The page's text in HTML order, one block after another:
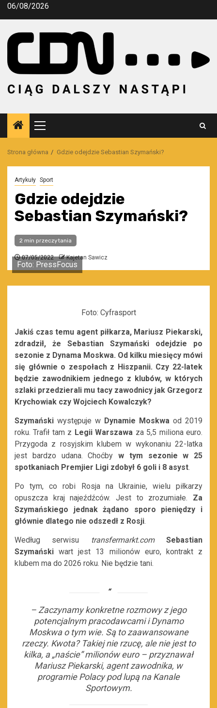
Przejdź
06/08/2026
Menu
główne
Strona główna Gdzie odejdzie Sebastian Szymański?
Artykuły Sport
Gdzie odejdzie
Sebastian Szymański?
2 min przeczytania
07/05/2022 Kajetan Sawicz
Foto: PressFocus
Foto: Cyfrasport
Jakiś czas temu agent piłkarza, Mariusz Piekarski,
zdradził, że Sebastian Szymański odejdzie po
sezonie z Dynama Moskwa. Od kilku miesięcy mówi
się głównie o zespołach z Hiszpanii. Czy 22-latek
będzie zawodnikiem jednego z klubów, w których
szlaki przedzierali mu tacy zawodnicy jak Grzegorz
Krychowiak czy Wojciech Kowalczyk?
Szymański występuje w Dynamie Moskwa od 2019
roku. Trafił tam z Legii Warszawa za 5,5 miliona euro.
Przygoda z rosyjskim klubem w wykonaniu 22-latka
jest bardzo udana. Choćby w tym sezonie w 25
spotkaniach Premjier Ligi zdobył 6 goli i 8 asyst.
Po tym, co robi Rosja na Ukrainie, wielu piłkarzy
opuszcza kraj najeźdźców. Jest to zrozumiałe. Za
Szymańskiego jednak żądano sporo pieniędzy i
głównie dlatego nie odszedł z Rosji.
Według serwisu transfermarkt.com
Sebastian
Szymański wart jest 13 milionów euro, kontrakt z
klubem ma do 2026 roku. Nie będzie tani.
– Zaczynamy konkretne rozmowy z jego
potencjalnym pracodawcami i Dynamo
Moskwa o tym wie. Są to zaawansowane
rzeczy. Kwota? Takiej nie rzucę, ale nie jest to
kilka, a „naście” milionów euro– przyznawał
Mariusz Piekarski, agent zawodnika, w
programie Polacy pod lupą na Kanale
Sportowym.